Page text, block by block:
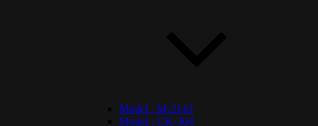
Model : M-2143
Model : CK-304